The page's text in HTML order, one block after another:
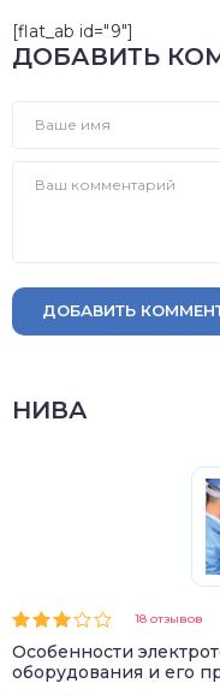
[flat_ab id="9"]
ДОБАВИТЬ
ДОБАВИТЬ
НИВА
18 отзывов
Особенности
оборудования и его